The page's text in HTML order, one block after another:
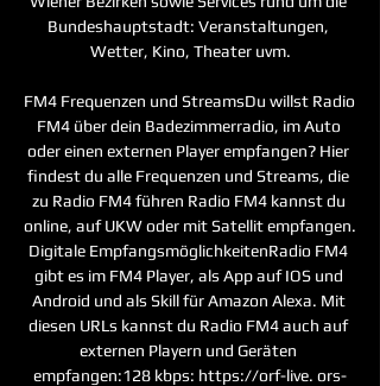
Bundeshauptstadt: Veranstaltungen,
Wetter, Kino, Theater uvm.
FM4 Frequenzen und StreamsDu willst Radio
FM4 über dein Badezimmerradio, im Auto
oder einen externen Player empfangen? Hier
findest du alle Frequenzen und Streams, die
zu Radio FM4 führen Radio FM4 kannst du
online, auf UKW oder mit Satellit empfangen.
Digitale EmpfangsmöglichkeitenRadio FM4
gibt es im FM4 Player, als App auf IOS und
Android und als Skill für Amazon Alexa. Mit
diesen URLs kannst du Radio FM4 auch auf
externen Playern und Geräten
empfangen:128 kbps: https://orf-live. ors-